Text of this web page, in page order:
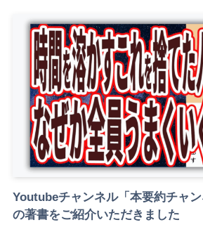
Youtubeチャンネル「本要約チャ
の著書をご紹介いただきました